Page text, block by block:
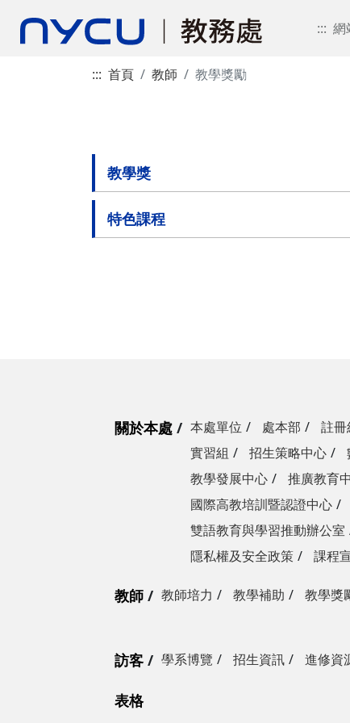
::: 網
::: 首頁 教師 教學獎勵
教學獎
特色課程
關於本處 本處單位 處本部 註冊
實習組
招生策略中心
教學發展中心
推廣教育
國際高教培訓暨認證中心
雙語教育與學習推動辦公室
隱私權及安全政策
課程
教師 教師培力 教學補助 教學獎
訪客 學系博覽 招生資訊 進修資
表格